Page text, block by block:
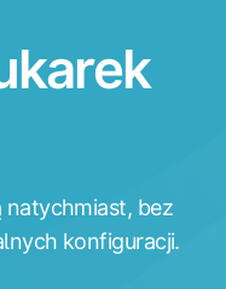
natychmiast, bez
konfiguracji.